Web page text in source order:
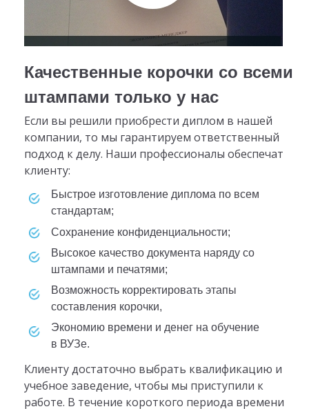
Качественные корочки со всеми
штампами только у нас
Если вы решили приобрести диплом в нашей
компании, то мы гарантируем ответственный
подход к делу. Наши профессионалы обеспечат
клиенту:
быстрое изготовление диплома по всем
стандартам;
сохранение конфиденциальности;
высокое качество документа наряду со
штампами и печатями;
возможность корректировать этапы
составления корочки,
экономию времени и денег на обучение
в ВУЗе.
Клиенту достаточно выбрать квалификацию и
учебное заведение, чтобы мы приступили к
работе. В течение короткого периода времени